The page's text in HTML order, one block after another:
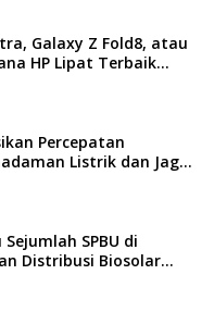
Galaxy Z Fold8, atau
HP Lipat Terbaik
Percepatan
Listrik dan Jaga
SPBU di
Distribusi Biosolar